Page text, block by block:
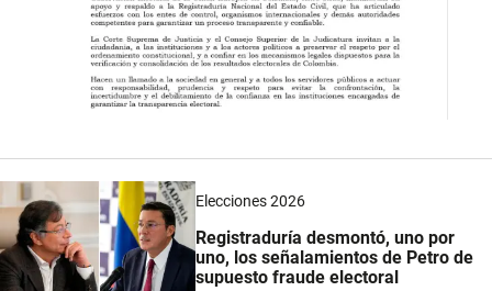
Elecciones 2026
Registraduría desmontó, uno por
uno, los señalamientos de Petro de
supuesto fraude electoral